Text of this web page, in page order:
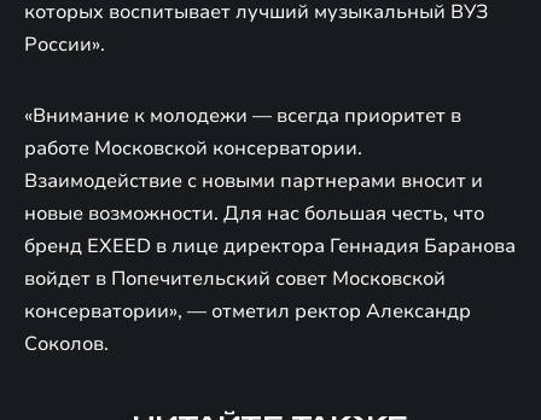
которых воспитывает лучший музыкальный ВУЗ
России».
«Внимание к молодежи — всегда приоритет в
работе Московской консерватории.
Взаимодействие с новыми партнерами вносит и
новые возможности. Для нас большая честь, что
бренд EXEED в лице директора Геннадия Баранова
войдет в Попечительский совет Московской
консерватории», — отметил ректор Александр
Соколов.